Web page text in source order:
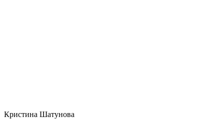
Кристина Шатунова